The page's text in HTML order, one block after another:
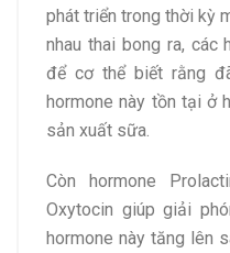
phát triển trong thời kỳ
nhau thai bong ra, các
để cơ thể biết rằng
hormone này tồn tại ở
sản xuất sữa.
Còn hormone
Oxytocin giúp giải
hormone này tăng lên